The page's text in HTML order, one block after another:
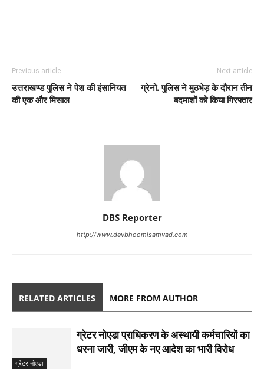
Previous article
उत्तराखण्ड पुलिस ने पेश की इंसानियत
की एक और मिसाल
Next article
ग्रेनो. पुलिस ने मुठभेड़ के दौरान तीन
बदमाशों को किया गिरफ्तार
DBS Reporter
http://www.devbhoomisamvad.com
RELATED ARTICLES MORE FROM AUTHOR
ग्रेटर नोएडा
ग्रेटर नोएडा प्राधिकरण के अस्थायी कर्मचारियों का
धरना जारी, जीएम के नए आदेश का भारी विरोध